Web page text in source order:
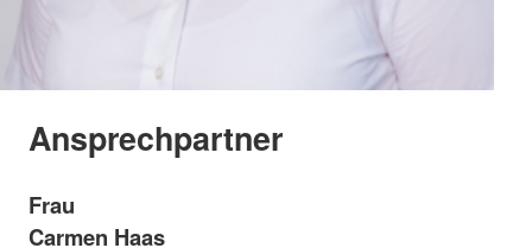
Ansprechpartner
Frau
Carmen Haas